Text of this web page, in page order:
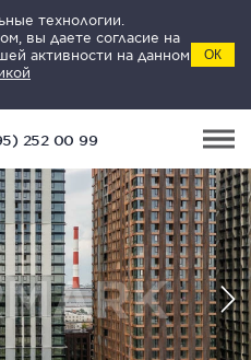
технологии.
вы даете согласие на
активности на данном
ОК
252 00 99